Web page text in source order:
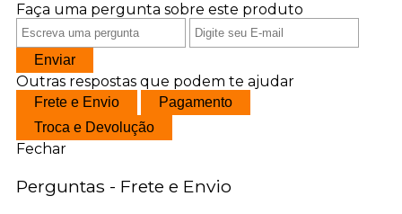
Faça uma pergunta sobre este produto
Enviar
Outras respostas que podem te ajudar
Frete e Envio
Pagamento
Troca e Devolução
Fechar
Perguntas - Frete e Envio